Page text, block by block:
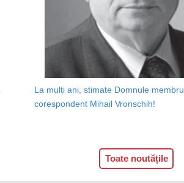
La mulți ani, stimate Domnule membru
corespondent Mihail Vronschih!
Toate noutățile